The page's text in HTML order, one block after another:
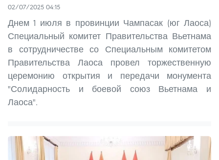
02/07/2025 04:15
Днем 1 июля в провинции Чампасак (юг Лаоса)
Специальный комитет Правительства Вьетнама
в сотрудничестве со Специальным комитетом
Правительства Лаоса провел торжественную
церемонию открытия и передачи монумента
"Солидарность и боевой союз Вьетнама и
Лаоса".